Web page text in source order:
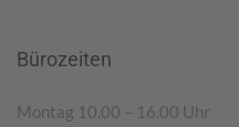
Bürozeiten
Montag 10.00 – 16.00 Uhr